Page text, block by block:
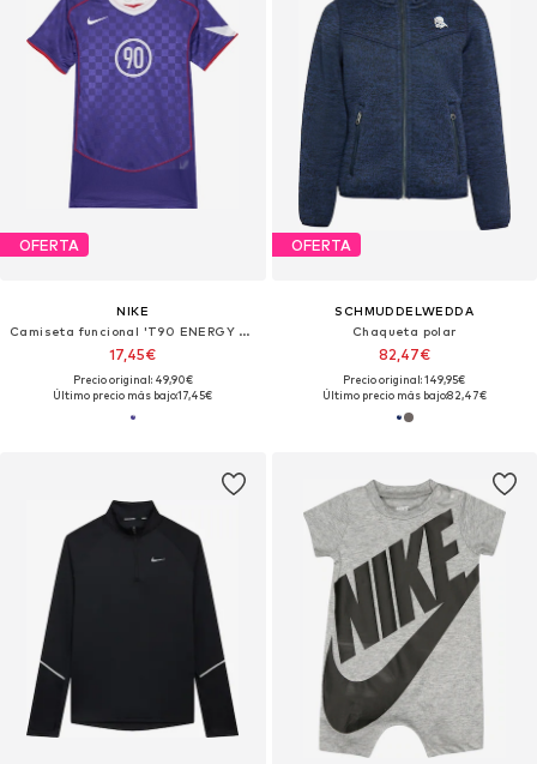
OFERTA
NIKE
Camiseta funcional 'T90 ENERGY JSY 2'
17,45€
Precio original: 49,90€
Último precio más bajo:17,45€
OFERTA
SCHMUDDELWEDDA
Chaqueta polar
82,47€
Precio original: 149,95€
Último precio más bajo:82,47€